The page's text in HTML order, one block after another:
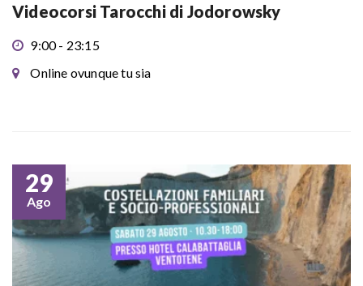
Videocorsi Tarocchi di Jodorowsky
9:00 - 23:15
Online ovunque tu sia
29
Ago